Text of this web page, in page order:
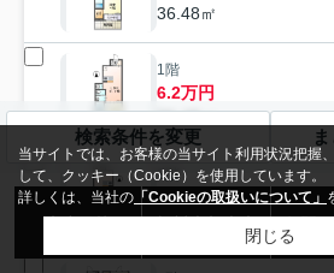
36.48㎡
1階
6.2万円
36.48㎡
1階
6.2万円
36.48㎡
検索条件を変更
来店予約 無料売却査定 お問
当サイトでは、お客様の当サイト利用状況把握
して、クッキー（Cookie）を使用しています。
詳しくは、当社の 「Cookieの取扱いについて」
閉じる